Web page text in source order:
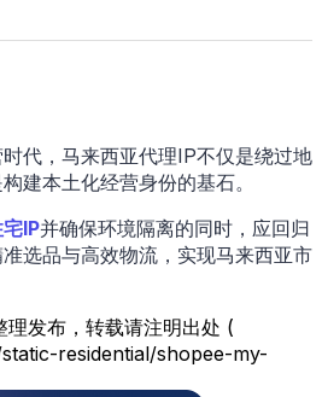
代，马来西亚代理IP不仅是绕过地
建本土化经营身份的基石。
IP并确保环境隔离的同时，应回归
选品与高效物流，实现马来西亚市
发布，转载请注明出处 (
residential/shopee-my-